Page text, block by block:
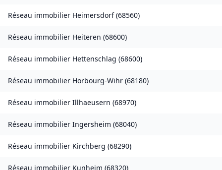
Réseau immobilier Heimersdorf(68560)
Réseau immobilier Heiteren (68600)
Réseau immobilier Hettenschlag (68600)
Réseau immobilier Horbourg-Wihr (68180)
Réseau immobilier Illhaeusern (68970)
Réseau immobilier Ingersheim (68040)
Réseau immobilier Kirchberg (68290)
Réseau immobilier Kunheim (68320)